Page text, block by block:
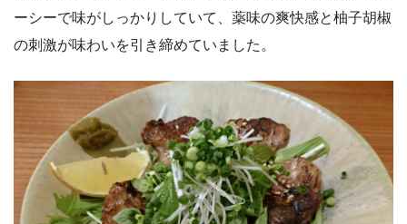
ーシーで味がしっかりしていて、薬味の爽快感と柚子胡椒
の刺激が味わいを引き締めていました。